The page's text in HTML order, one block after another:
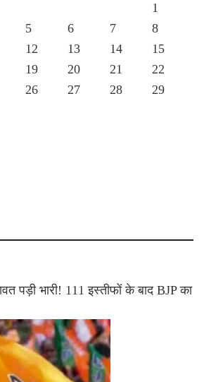
1
5 6 7
8
12 13 14
15
19 20 21
22
26 27 28
29
पड़ी भारी! 111 इस्तीफों के बाद BJP का